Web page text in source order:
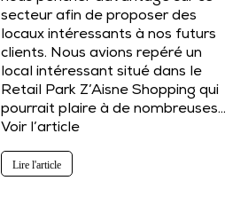
secteur afin de proposer des
locaux intéressants à nos futurs
clients. Nous avions repéré un
local intéressant situé dans le
Retail Park Z’Aisne Shopping qui
pourrait plaire à de nombreuses…
Voir l’article
Lire l'article